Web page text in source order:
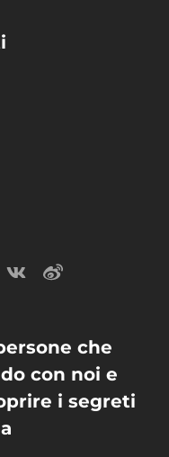
che
con noi e
i segreti